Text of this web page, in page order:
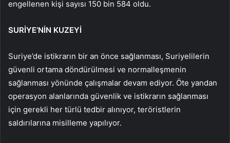
engellenen kişi sayısı 150 bin 584 oldu.
SURİYE’NİN KUZEYİ
Suriye’de istikrarın bir an önce sağlanması, Suriyelilerin
güvenli ortama döndürülmesi ve normalleşmenin
sağlanması yönünde çalışmalar devam ediyor. Öte yandan
operasyon alanlarında güvenlik ve istikrarın sağlanması
için gerekli her türlü tedbir alınıyor, teröristlerin
saldırılarına misilleme yapılıyor.